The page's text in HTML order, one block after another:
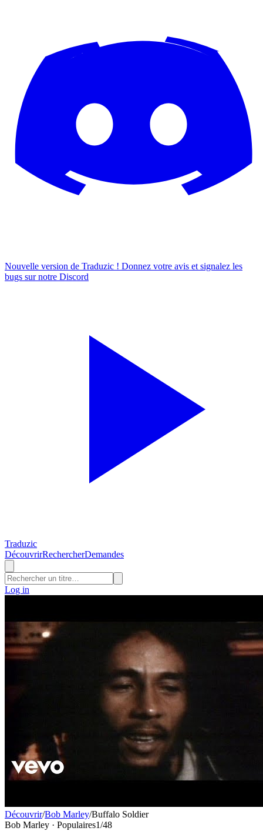
Nouvelle version de Traduzic ! Donnez votre avis et signalez les
bugs sur notre Discord
Traduzic
DécouvrirRechercherDemandes
Log in
Découvrir/Bob Marley/Buffalo Soldier
Bob Marley · Populaires1/48